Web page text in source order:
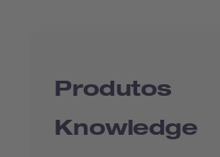
Produtos
Knowledge